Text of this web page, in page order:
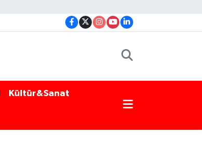
Kültür&Sanat